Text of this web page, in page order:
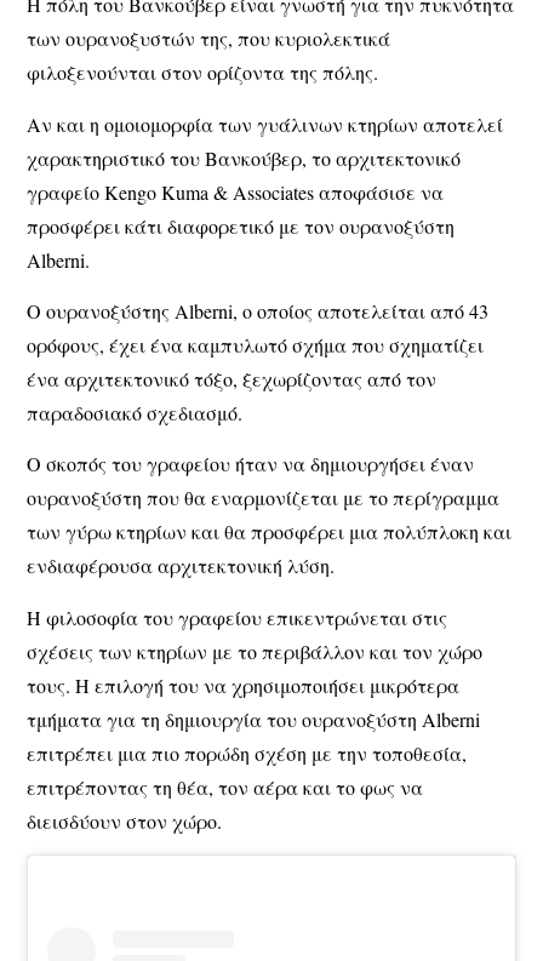
των ουρανοξυστών της, που κυριολεκτικά
φιλοξενούνται στον ορίζοντα της πόλης.
Αν και η ομοιομορφία των γυάλινων κτηρίων αποτελεί
χαρακτηριστικό του Βανκούβερ, το αρχιτεκτονικό
γραφείο Kengo Kuma & Associates αποφάσισε να
προσφέρει κάτι διαφορετικό με τον ουρανοξύστη
Alberni.
Ο ουρανοξύστης Alberni, ο οποίος αποτελείται από 43
ορόφους, έχει ένα καμπυλωτό σχήμα που σχηματίζει
ένα αρχιτεκτονικό τόξο, ξεχωρίζοντας από τον
παραδοσιακό σχεδιασμό.
Ο σκοπός του γραφείου ήταν να δημιουργήσει έναν
ουρανοξύστη που θα εναρμονίζεται με το περίγραμμα
των γύρω κτηρίων και θα προσφέρει μια πολύπλοκη και
ενδιαφέρουσα αρχιτεκτονική λύση.
Η φιλοσοφία του γραφείου επικεντρώνεται στις
σχέσεις των κτηρίων με το περιβάλλον και τον χώρο
τους. Η επιλογή του να χρησιμοποιήσει μικρότερα
τμήματα για τη δημιουργία του ουρανοξύστη Alberni
επιτρέπει μια πιο πορώδη σχέση με την τοποθεσία,
επιτρέποντας τη θέα, τον αέρα και το φως να
διεισδύουν στον χώρο.